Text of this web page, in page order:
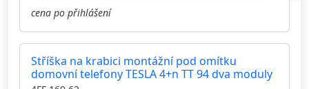
cena po přihlášení
Stříška na krabici montážní pod omítku
domovní telefony TESLA 4+n TT 94 dva moduly